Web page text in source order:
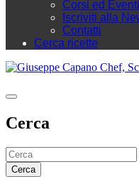
Corsi ed Eventi
Iscriviti alla
Contatti
Cerca ricette
Cerca
Cerca